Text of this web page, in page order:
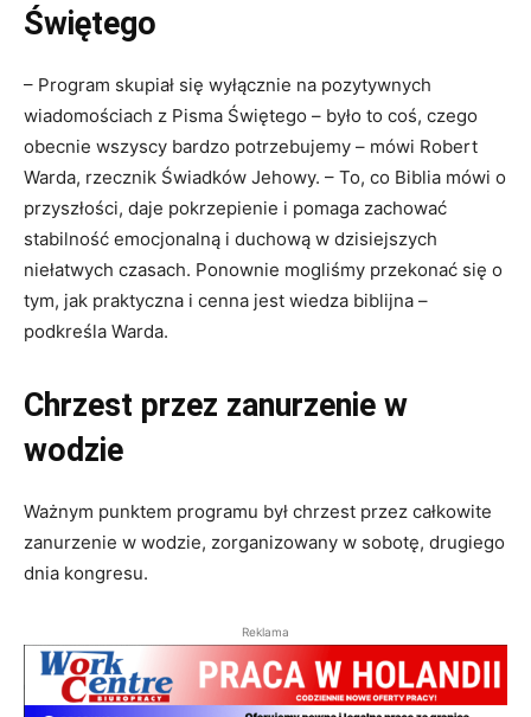
Świętego
– Program skupiał się wyłącznie na pozytywnych
wiadomościach z Pisma Świętego – było to coś, czego
obecnie wszyscy bardzo potrzebujemy – mówi Robert
Warda, rzecznik Świadków Jehowy. – To, co Biblia mówi o
przyszłości, daje pokrzepienie i pomaga zachować
stabilność emocjonalną i duchową w dzisiejszych
niełatwych czasach. Ponownie mogliśmy przekonać się o
tym, jak praktyczna i cenna jest wiedza biblijna –
podkreśla Warda.
Chrzest przez zanurzenie w
wodzie
Ważnym punktem programu był chrzest przez całkowite
zanurzenie w wodzie, zorganizowany w sobotę, drugiego
dnia kongresu.
Reklama